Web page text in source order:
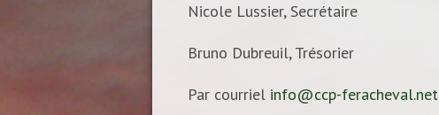
Nicole Lussier, Secrétaire
Bruno Dubreuil, Trésorier
Par courriel info@ccp-feracheval.net